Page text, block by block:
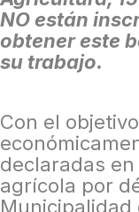
NO están
obtener este
su trabajo.
Con el
declaradas
agrícola por
Municipalidad